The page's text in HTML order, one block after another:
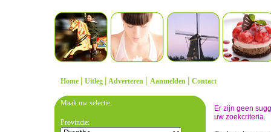
Home | Uitleg | Adverteren | Aanmelden | Contact
Maak uw selectie:
Provincie:
Er zijn geen
uw zoekcriteria.